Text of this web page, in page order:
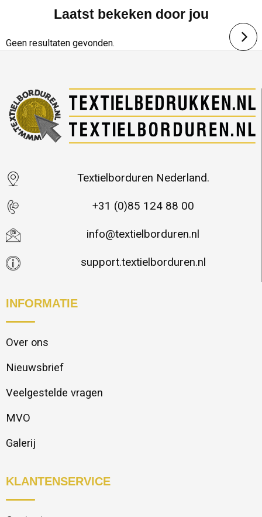
Minimale afname: 100
Laatst bekeken door jou
Geen resultaten gevonden.
Textielborduren Nederland.
+31 (0)85 124 88 00
info@textielborduren.nl
support.textielborduren.nl
INFORMATIE
Over ons
Nieuwsbrief
Veelgestelde vragen
MVO
Galerij
KLANTENSERVICE